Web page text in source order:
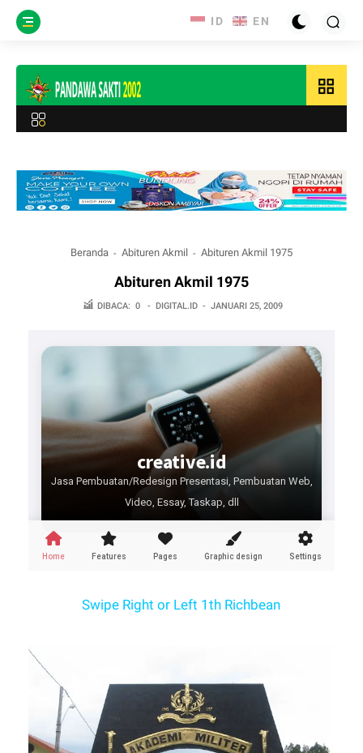
grid_view
Beranda Abituren Akmil Abituren Akmil 1975
Abituren Akmil 1975
DIBACA: 0 - DIGITAL.ID - JANUARI 25, 2009
Swipe Right or Left 1th Richbean